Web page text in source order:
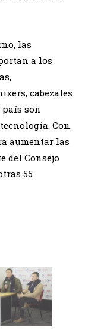
las
a los
cabezales
son
Con
aumentar las
del Consejo
55